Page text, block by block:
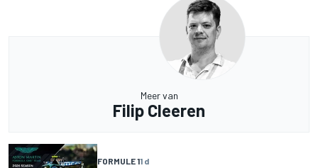
Meer van
Filip Cleeren
FORMULE 11 d